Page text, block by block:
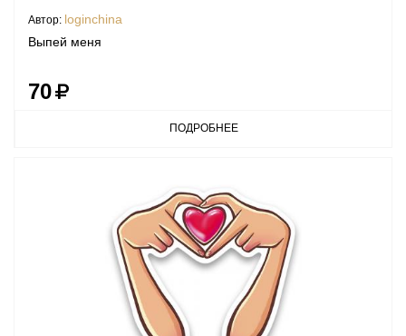
Автор: loginchina
Выпей меня
70
ПОДРОБНЕЕ